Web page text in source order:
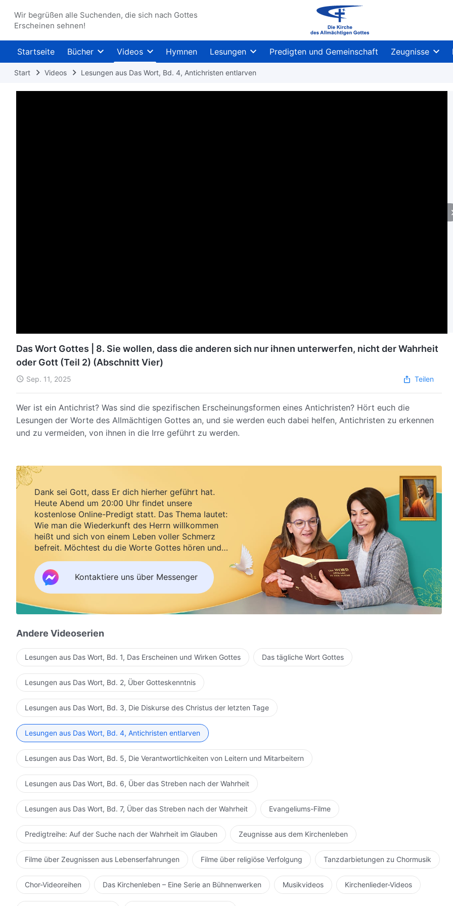
Wir begrüßen alle Suchenden, die sich nach Gottes
Erscheinen sehnen!
Startseite Bücher Videos Hymnen Lesungen Predigten und Gemeinschaft Zeugnisse
Start Videos Lesungen aus Das Wort, Bd. 4, Antichristen entlarven
Das Wort Gottes | 8. Sie wollen, dass die anderen sich nur ihnen unterwerfen, nicht der Wahrheit
oder Gott (Teil 2) (Abschnitt Vier)
Sep. 11, 2025 Teilen
Wer ist ein Antichrist? Was sind die spezifischen Erscheinungsformen eines Antichristen? Hört euch die
Lesungen der Worte des Allmächtigen Gottes an, und sie werden euch dabei helfen, Antichristen zu erkennen
und zu vermeiden, von ihnen in die Irre geführt zu werden.
Dank sei Gott, dass Er dich hierher geführt hat.
Heute Abend um 20:00 Uhr findet unsere
kostenlose Online-Predigt statt. Das Thema lautet:
Wie man die Wiederkunft des Herrn willkommen
heißt und sich von einem Leben voller Schmerz
befreit. Möchtest du die Worte Gottes hören und
Kontaktiere uns über Messenger
Andere Videoserien
Lesungen aus Das Wort, Bd. 1, Das Erscheinen und Wirken Gottes Das tägliche Wort Gottes
Lesungen aus Das Wort, Bd. 2, Über Gotteskenntnis
Lesungen aus Das Wort, Bd. 3, Die Diskurse des Christus der letzten Tage
Lesungen aus Das Wort, Bd. 4, Antichristen entlarven
Lesungen aus Das Wort, Bd. 5, Die Verantwortlichkeiten von Leitern und Mitarbeitern
Lesungen aus Das Wort, Bd. 6, Über das Streben nach der Wahrheit
Lesungen aus Das Wort, Bd. 7, Über das Streben nach der Wahrheit Evangeliums-Filme
Predigtreihe: Auf der Suche nach der Wahrheit im Glauben Zeugnisse aus dem Kirchenleben
Filme über Zeugnissen aus Lebenserfahrungen Filme über religiöse Verfolgung Tanzdarbietungen zu Chormusik
Chor-Videoreihen Das Kirchenleben – Eine Serie an Bühnenwerken Musikvideos Kirchenlieder-Videos